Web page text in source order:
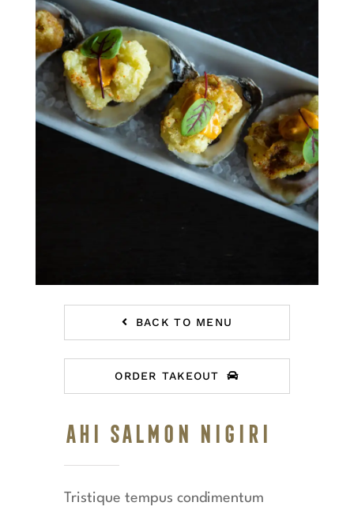
BACK TO MENU
ORDER TAKEOUT
AHI SALMON NIGIRI
Tristique tempus condimentum